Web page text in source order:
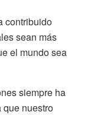
contribuido
sean más
el mundo sea
siempre ha
que nuestro